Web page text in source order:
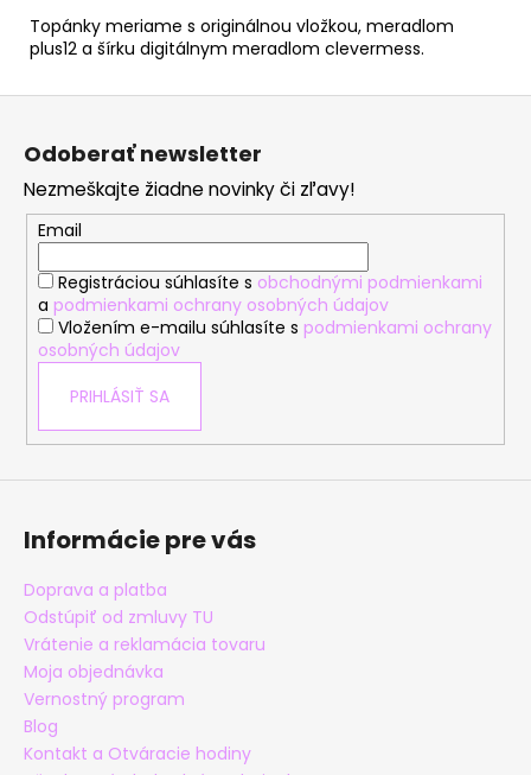
Topánky meriame s originálnou vložkou, meradlom
plus12 a šírku digitálnym meradlom clevermess.
Z
Odoberať newsletter
Nezmeškajte žiadne novinky či zľavy!
Email
Registráciou súhlasíte s obchodnými podmienkami
a podmienkami ochrany osobných údajov
Vložením e-mailu súhlasíte s podmienkami ochrany
osobných údajov
PRIHLÁSIŤ SA
Informácie pre vás
Doprava a platba
Odstúpiť od zmluvy TU
Vrátenie a reklamácia tovaru
Moja objednávka
Vernostný program
Blog
Kontakt a Otváracie hodiny